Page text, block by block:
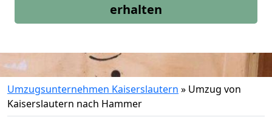
erhalten
Umzugsunternehmen Kaiserslautern » Umzug von
Kaiserslautern nach Hammer